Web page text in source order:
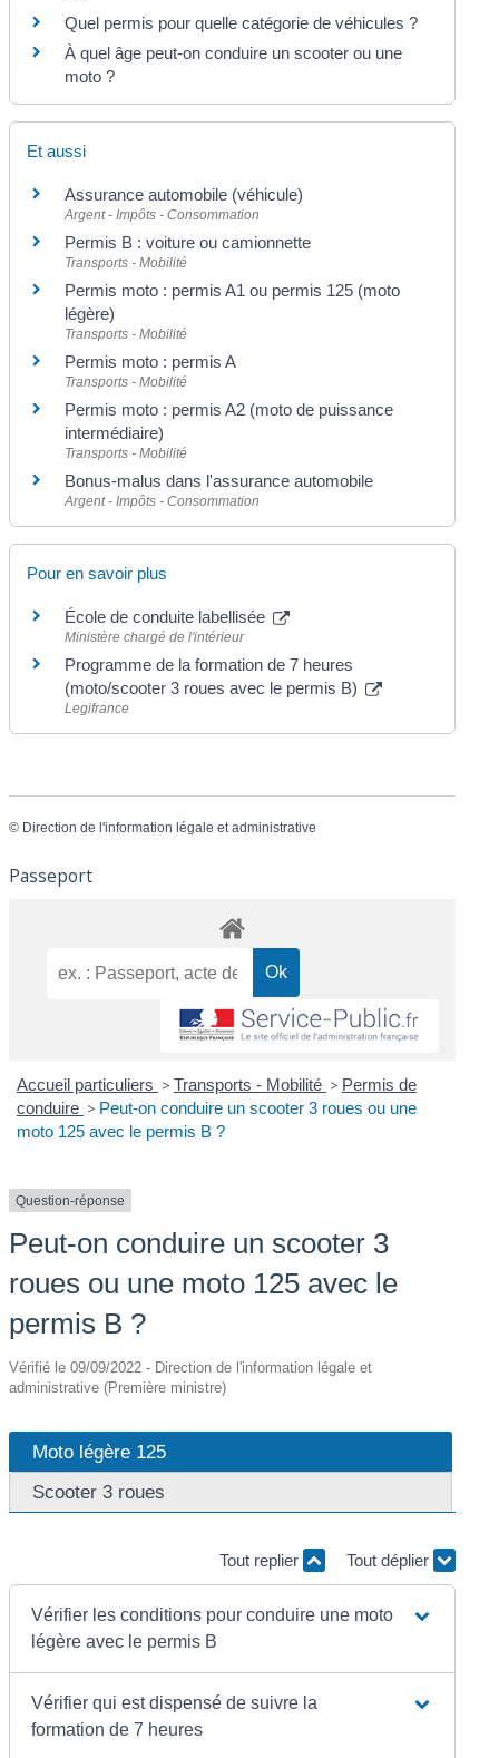
Quel permis pour quelle catégorie de véhicules ?
À quel âge peut-on conduire un scooter ou une
moto ?
Et aussi
Assurance automobile (véhicule)
Argent - Impôts - Consommation
Permis B : voiture ou camionnette
Transports - Mobilité
Permis moto : permis A1 ou permis 125 (moto
légère)
Transports - Mobilité
Permis moto : permis A
Transports - Mobilité
Permis moto : permis A2 (moto de puissance
intermédiaire)
Transports - Mobilité
Bonus-malus dans l'assurance automobile
Argent - Impôts - Consommation
Pour en savoir plus
École de conduite labellisée
Ministère chargé de l'intérieur
Programme de la formation de 7 heures
(moto/scooter 3 roues avec le permis B)
Legifrance
© Direction de l'information légale et administrative
Passeport
Accueil particuliers > Transports - Mobilité > Permis de
conduire > Peut-on conduire un scooter 3 roues ou une
moto 125 avec le permis B ?
Question-réponse
Peut-on conduire un scooter 3
roues ou une moto 125 avec le
permis B ?
Vérifié le 09/09/2022 - Direction de l'information légale et
administrative (Première ministre)
Moto légère 125
Scooter 3 roues
Tout replier Tout déplier
Vérifier les conditions pour conduire une moto
légère avec le permis B
Vérifier qui est dispensé de suivre la
formation de 7 heures